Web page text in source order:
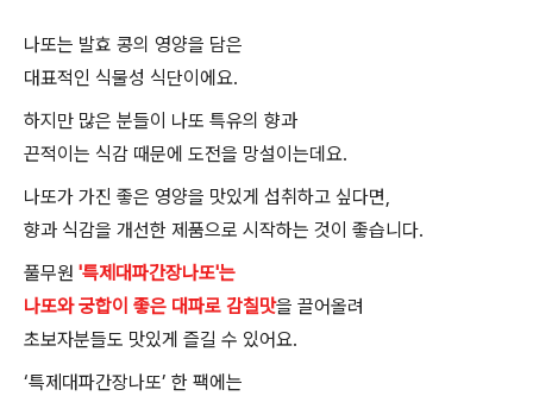
나또는 발효 콩의 영양을 담은
대표적인 식물성 식단이에요.
하지만 많은 분들이 나또 특유의 향과
끈적이는 식감 때문에 도전을 망설이는데요.
나또가 가진 좋은 영양을 맛있게 섭취하고 싶다면,
향과 식감을 개선한 제품으로 시작하는 것이 좋습니다.
풀무원 '특제대파간장나또'는
나또와 궁합이 좋은 대파로 감칠맛을 끌어올려
초보자분들도 맛있게 즐길 수 있어요.
‘특제대파간장나또’ 한 팩에는